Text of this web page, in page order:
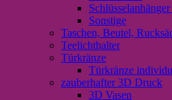
Sonstige
Taschen, Beutel,
Teelichthalter
Türkränze
Türkränze
zauberhafter 3D Druck
3D Vasen